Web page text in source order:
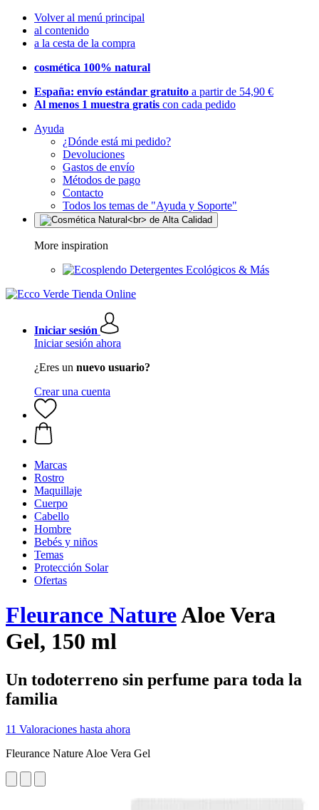
Volver al menú principal
al contenido
a la cesta de la compra
cosmética 100% natural
España: envío estándar gratuito a partir de 54,90 €
Al menos 1 muestra gratis con cada pedido
Ayuda
¿Dónde está mi pedido?
Devoluciones
Gastos de envío
Métodos de pago
Contacto
Todos los temas de "Ayuda y Soporte"
More inspiration
Detergentes Ecológicos & Más
Iniciar sesión
Iniciar sesión ahora
¿Eres un nuevo usuario?
Crear una cuenta
Marcas
Rostro
Maquillaje
Cuerpo
Cabello
Hombre
Bebés y niños
Temas
Protección Solar
Ofertas
Fleurance NatureAloe Vera
Gel, 150 ml
Un todoterreno sin perfume para toda la
familia
11 Valoraciones hasta ahora
Fleurance Nature Aloe Vera Gel